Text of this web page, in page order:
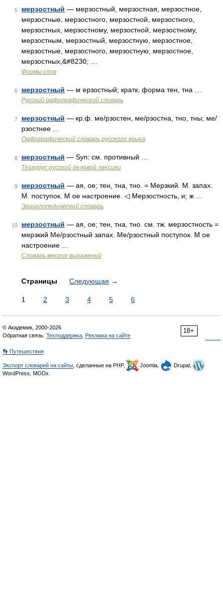
5 мерзостный — мерзостный, мерзостная, мерзостное,
мерзостные, мерзостного, мерзостной, мерзостного,
мерзостных, мерзостному, мерзостной, мерзостному,
мерзостным, мерзостный, мерзостную, мерзостное,
мерзостные, мерзостного, мерзостную, мерзостное,
мерзостных,&#8230; …
Формы слов
6 мерзостный — м ерзостный; кратк. форма тен, тна …
Русский орфографический словарь
7 мерзостный — кр.ф. ме/рзостен, ме/рзостна, тно, тны; ме/
рзостнее …
Орфографический словарь русского языка
8 мерзостный — Syn: см. противный …
Тезаурус русской деловой лексики
9 мерзостный — ая, ое; тен, тна, тно. = Мерзкий. М. запах.
М. поступок. М ое настроение. ◁ Мерзостность, и; ж …
Энциклопедический словарь
10 мерзостный — ая, ое; тен, тна, тно. см. тж. мерзостность =
мерзкий Ме/рзостный запах. Ме/рзостный поступок. М ое
настроение …
Словарь многих выражений
Страницы Следующая →
1 2 3 4 5 6
18+
© Академик, 2000-2026
Обратная связь: Техподдержка Реклама на сайте
👣 Путешествия
Экспорт словарей на сайты , сделанные на PHP, Joomla,
Drupal,
WordPress, MODx.